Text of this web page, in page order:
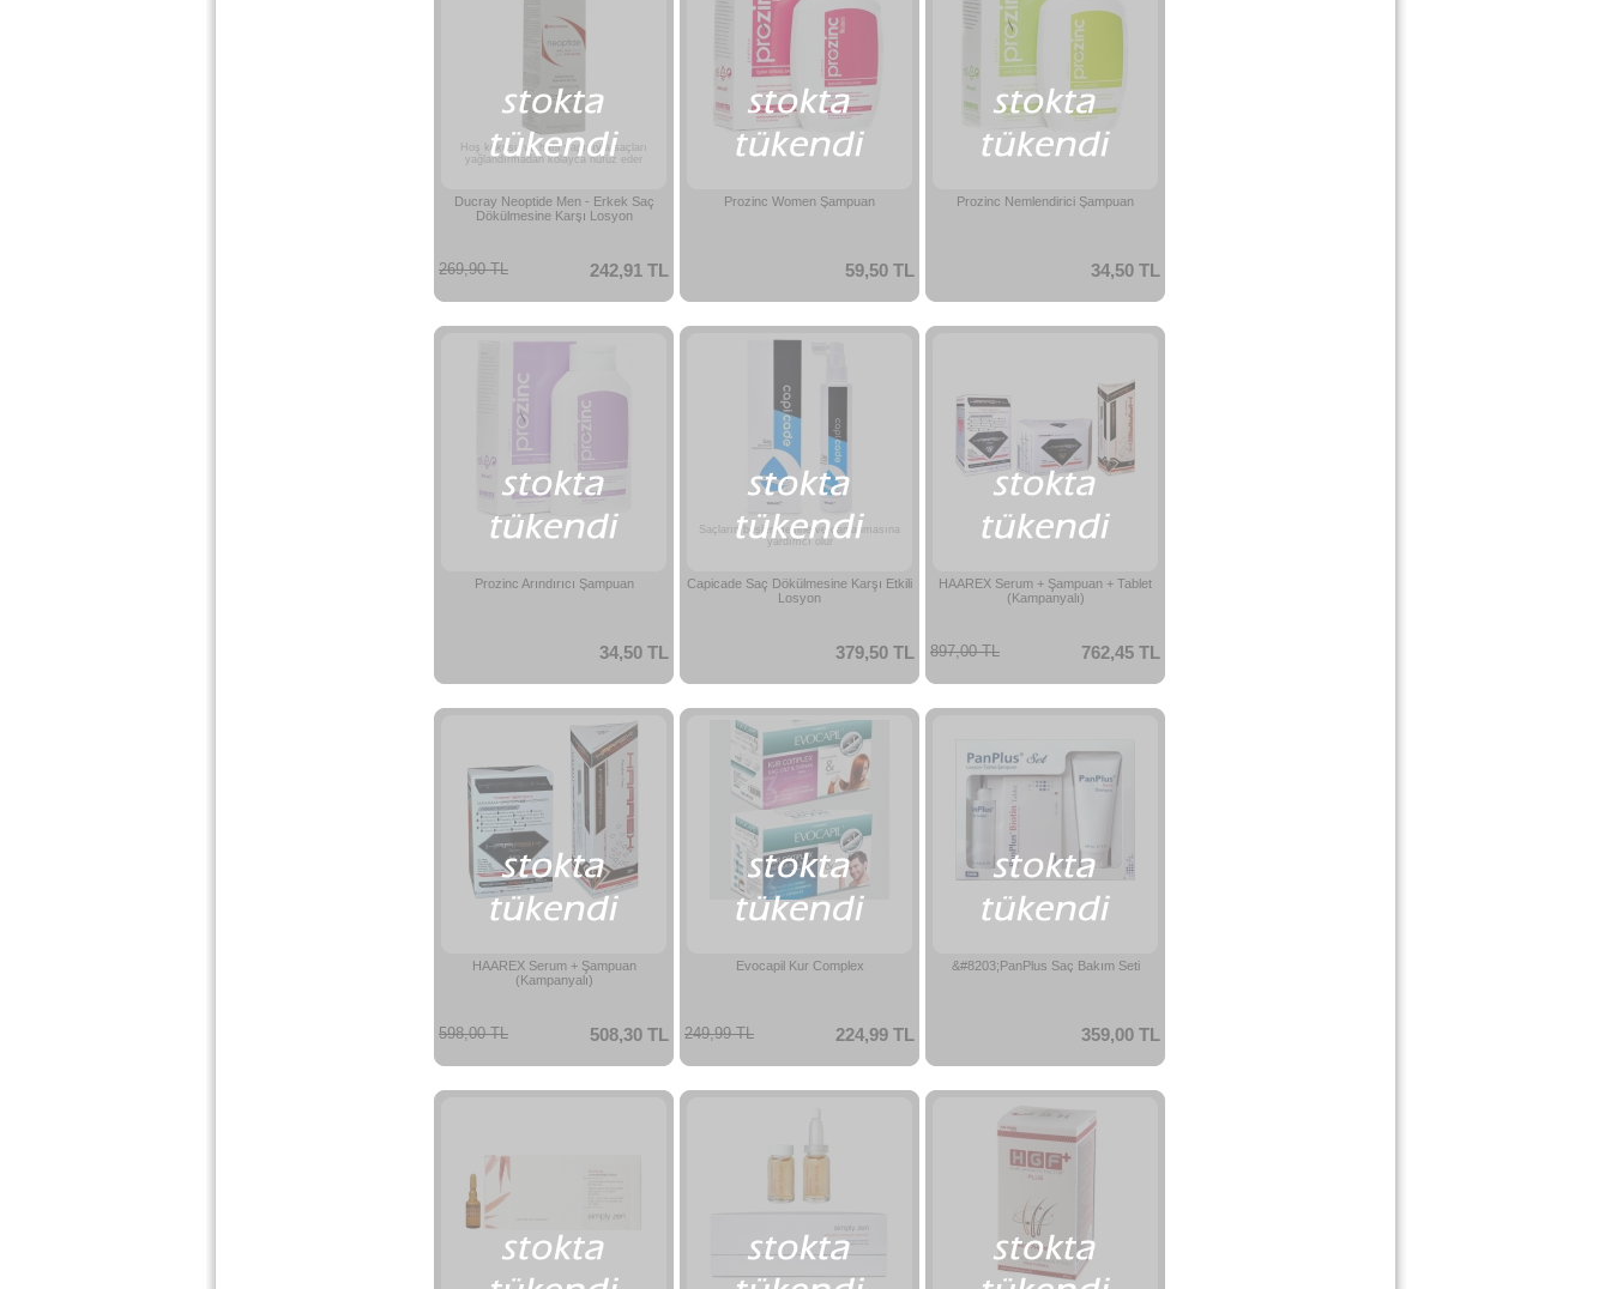
Hoş kokusu ve hafif yapısıyla saçları
yağlandırmadan kolayca nüfüz eder
Ducray Neoptide Men - Erkek Saç
Dökülmesine Karşı Losyon
242,91 TL
269,90 TL
Prozinc Women Şampuan
59,50 TL
Prozinc Nemlendirici Şampuan
34,50 TL
Prozinc Arındırıcı Şampuan
34,50 TL
Saçların beslenmesine ve canlanmasına
yardımcı olur
Capicade Saç Dökülmesine Karşı Etkili
Losyon
379,50 TL
HAAREX Serum + Şampuan + Tablet
(Kampanyalı)
762,45 TL
897,00 TL
HAAREX Serum + Şampuan
(Kampanyalı)
508,30 TL
598,00 TL
Evocapil Kur Complex
224,99 TL
249,99 TL
&#8203;PanPlus Saç Bakım Seti
359,00 TL